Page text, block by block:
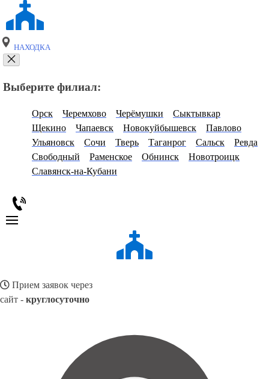
НАХОДКА
Выберите филиал:
Орск Черемхово Черёмушки
Сыктывкар
Щекино
Чапаевск Новокуйбышевск
Павлово
Ульяновск
Сочи Тверь Таганрог Сальск
Ревда
Свободный
Раменское Обнинск
Новотроицк
Славянск-на-Кубани
Прием заявок через
сайт - круглосуточно